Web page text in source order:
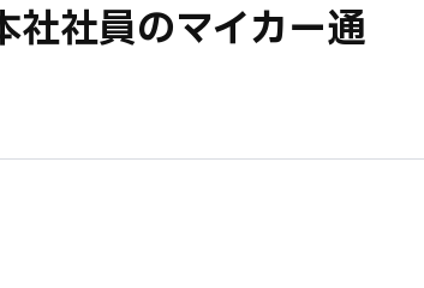
社社員のマイカー通